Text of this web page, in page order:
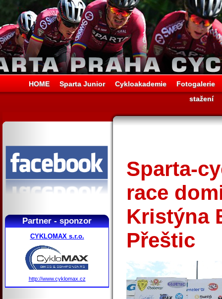
HOME Sparta Junior Cykloakademie
Fotogalerie
stažení
Partner - sponzor
CYKLOMAX s.r.o.
http://www.cyklomax.cz
Sparta-
race
Kristýna
Přeštic